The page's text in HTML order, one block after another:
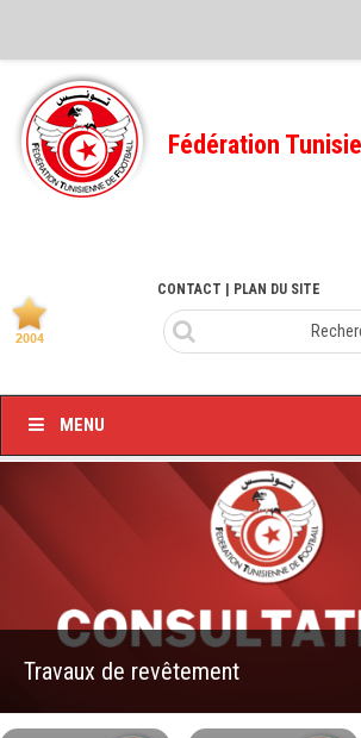
Feuille de match
FMI – 2022/2023
Ligue I – 2022/2023
Ligue I – 2020/2021
Ligue I – 2019/2020
Feuilles de match 2018/2019
Feuille de match 2017/2018
–Ligue I–
–Ligue II–
Feuille de match 2016/2017
Fédération
CONTACT | PLAN DU SITE
MENU
Travaux de revêtement